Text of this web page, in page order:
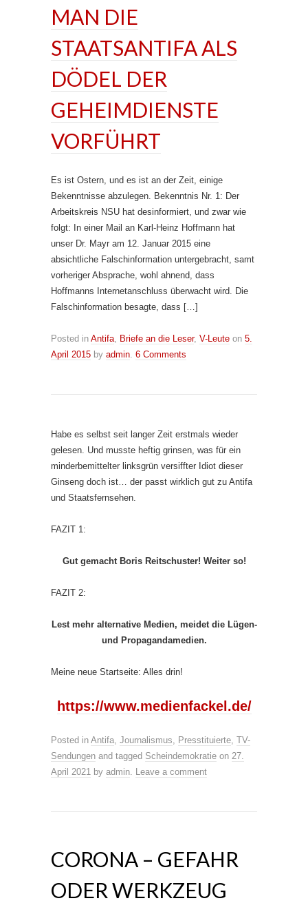
MAN DIE
STAATSANTIFA ALS
DÖDEL DER
GEHEIMDIENSTE
VORFÜHRT
Es ist Ostern, und es ist an der Zeit, einige
Bekenntnisse abzulegen. Bekenntnis Nr. 1: Der
Arbeitskreis NSU hat desinformiert, und zwar wie
folgt: In einer Mail an Karl-Heinz Hoffmann hat
unser Dr. Mayr am 12. Januar 2015 eine
absichtliche Falschinformation untergebracht, samt
vorheriger Absprache, wohl ahnend, dass
Hoffmanns Internetanschluss überwacht wird. Die
Falschinformation besagte, dass […]
Posted in Antifa Briefe an die Leser, V-Leute on 5.
April 2015 by admin 6 Comments
Habe es selbst seit langer Zeit erstmals wieder
gelesen. Und musste heftig grinsen, was für ein
minderbemittelter linksgrün versiffter Idiot dieser
Ginseng doch ist… der passt wirklich gut zu Antifa
und Staatsfernsehen.
FAZIT 1:
Gut gemacht Boris Reitschuster! Weiter so!
FAZIT 2:
Lest mehr alternative Medien, meidet die Lügen-
und Propagandamedien.
Meine neue Startseite: Alles drin!
https://www.medienfackel.de/
Posted in Antifa Journalismus Presstituierte TV-
Sendungen and tagged Scheindemokratie on 27.
April 2021 by admin Leave a comment
CORONA – GEFAHR
ODER WERKZEUG